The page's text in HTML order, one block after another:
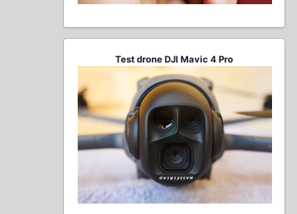
Test drone DJI Mavic 4 Pro